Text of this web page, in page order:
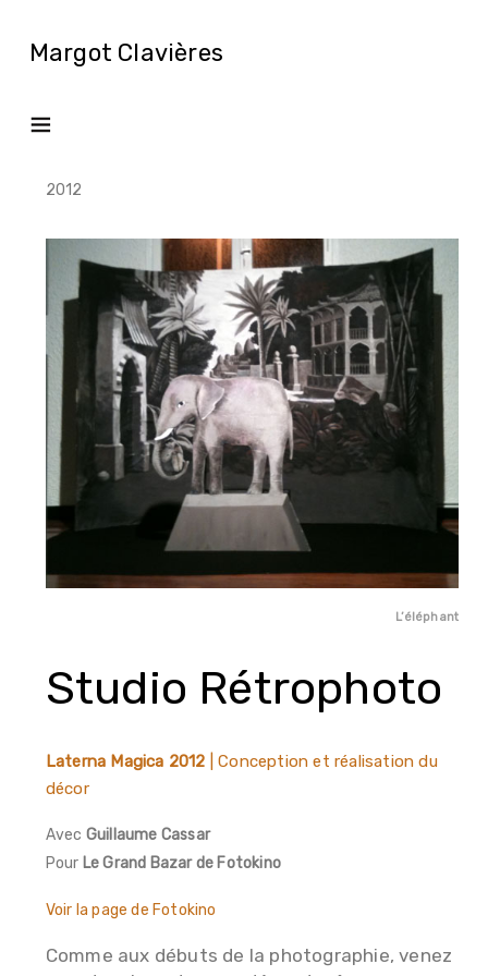
Margot Clavières
2012
L’éléphant
Studio Rétrophoto
Laterna Magica 2012 | Conception et réalisation du
décor
Avec Guillaume Cassar
Pour Le Grand Bazar de Fotokino
Voir la page de Fotokino
Comme aux débuts de la photographie, venez